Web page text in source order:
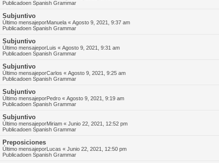
Publicadoen Spanish Grammar
Subjuntivo
Último mensajeporManuela « Agosto 9, 2021, 9:37 am
Publicadoen Spanish Grammar
Subjuntivo
Último mensajeporLuis « Agosto 9, 2021, 9:31 am
Publicadoen Spanish Grammar
Subjuntivo
Último mensajeporCarlos « Agosto 9, 2021, 9:25 am
Publicadoen Spanish Grammar
Subjuntivo
Último mensajeporPedro « Agosto 9, 2021, 9:19 am
Publicadoen Spanish Grammar
Subjuntivo
Último mensajeporMiriam « Junio 22, 2021, 12:52 pm
Publicadoen Spanish Grammar
Preposiciones
Último mensajeporLucas « Junio 22, 2021, 12:50 pm
Publicadoen Spanish Grammar